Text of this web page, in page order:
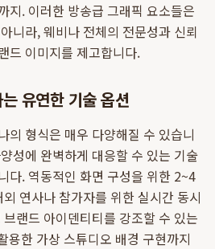
지. 이러한 방송급 그래픽 요소들은
니라, 웨비나 전체의 전문성과 신뢰
드 이미지를 제고합니다.
유연한 기술 옵션
의 형식은 매우 다양해질 수 있습니
성에 완벽하게 대응할 수 있는 기술
다. 역동적인 화면 구성을 위한 2~4
연사나 참가자를 위한 실시간 동시
랜드 아이덴티티를 강조할 수 있는
용한 가상 스튜디오 배경 구현까지